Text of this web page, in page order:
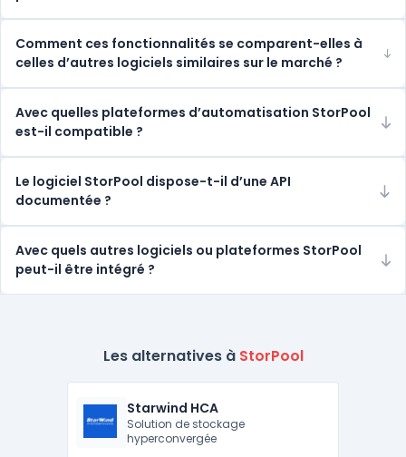
Comment ces fonctionnalités se comparent-elles à
celles d’autres logiciels similaires sur le marché ?
Avec quelles plateformes d’automatisation StorPool
est-il compatible ?
Le logiciel StorPool dispose-t-il d’une API
documentée ?
Avec quels autres logiciels ou plateformes StorPool
peut-il être intégré ?
Les alternatives à StorPool
Starwind HCA
Solution de stockage
hyperconvergée